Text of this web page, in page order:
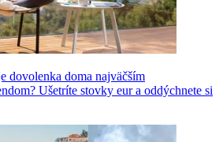
dovolenka doma najväčším
Ušetríte stovky eur a oddýchnete si